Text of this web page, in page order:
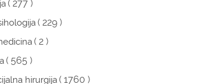
( 277 )
( 229 )
( 2 )
( 565 )
hirurgija( 1760 )